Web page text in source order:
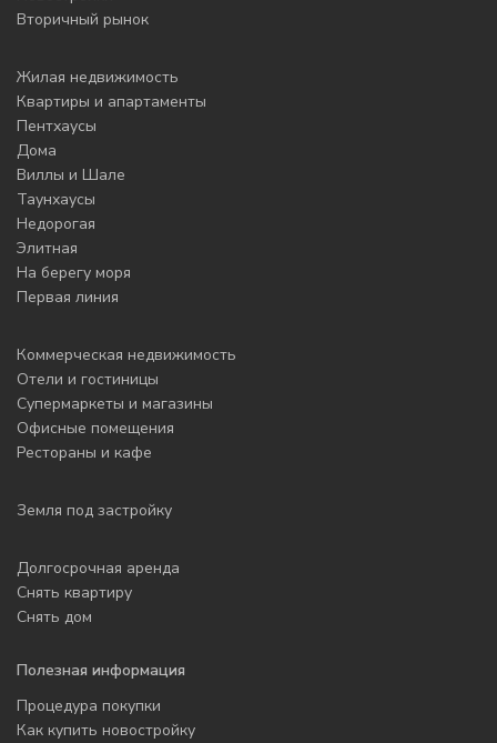
Вторичный рынок
Жилая недвижимость
Квартиры и апартаменты
Пентхаусы
Дома
Виллы и Шале
Таунхаусы
Недорогая
Элитная
На берегу моря
Первая линия
Коммерческая недвижимость
Отели и гостиницы
Супермаркеты и магазины
Офисные помещения
Рестораны и кафе
Земля под застройку
Долгосрочная аренда
Снять квартиру
Снять дом
Полезная информация
Процедура покупки
Как купить новостройку